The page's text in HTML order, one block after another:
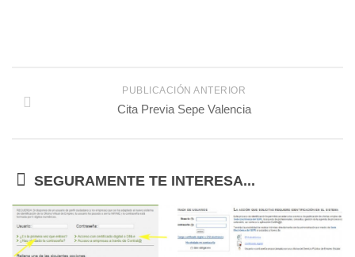
PUBLICACIÓN ANTERIOR
Cita Previa Sepe Valencia
SEGURAMENTE TE INTERESA...